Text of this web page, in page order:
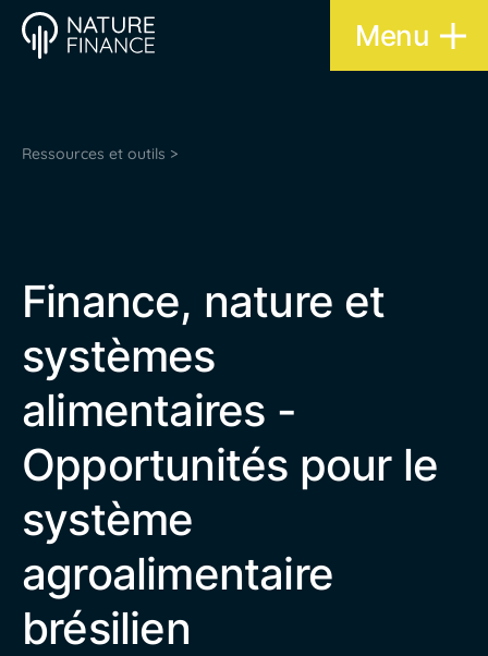
Menu
Ressources et outils >
Finance, nature et
systèmes
alimentaires -
Opportunités pour le
système
agroalimentaire
brésilien